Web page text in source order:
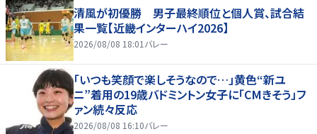
清風が初優勝 男子最終順位と個人賞、試合結
果一覧【近畿インターハイ2026】
2026/08/08 18:01 バレー
「いつも笑顔で楽しそうなので…」黄色“新ユ
ニ”着用の19歳バドミントン女子に「CMきそう」フ
ァン続々反応
2026/08/08 16:10バレー